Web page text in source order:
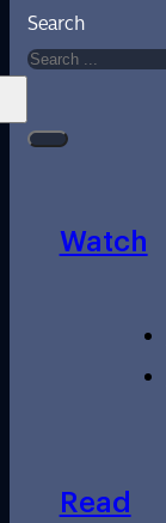
Search
Watch
Read